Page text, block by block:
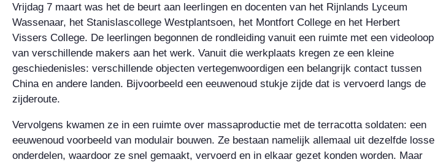
Vrijdag 7 maart was het de beurt aan leerlingen en docenten van het Rijnlands Lyceum
Wassenaar, het Stanislascollege Westplantsoen, het Montfort College en het Herbert
Vissers College. De leerlingen begonnen de rondleiding vanuit een ruimte met een videoloop
van verschillende makers aan het werk. Vanuit die werkplaats kregen ze een kleine
geschiedenisles: verschillende objecten vertegenwoordigen een belangrijk contact tussen
China en andere landen. Bijvoorbeeld een eeuwenoud stukje zijde dat is vervoerd langs de
zijderoute.
Vervolgens kwamen ze in een ruimte over massaproductie met de terracotta soldaten: een
eeuwenoud voorbeeld van modulair bouwen. Ze bestaan namelijk allemaal uit dezelfde losse
onderdelen, waardoor ze snel gemaakt, vervoerd en in elkaar gezet konden worden. Maar